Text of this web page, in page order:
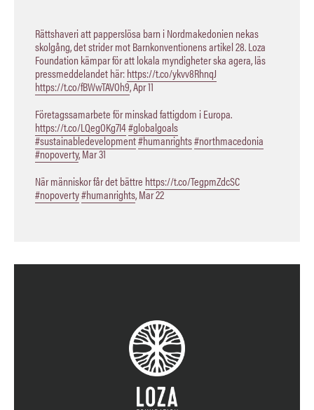
Rättshaveri att papperslösa barn i Nordmakedonien nekas
skolgång, det strider mot Barnkonventionens artikel 28. Loza
Foundation kämpar för att lokala myndigheter ska agera, läs
pressmeddelandet här:https://t.co/ykvv8RhnqJ
https://t.co/fBWwTAVOh9,Apr 11
Företagssamarbete för minskad fattigdom i Europa.
https://t.co/LQegOKg7I4#globalgoals
#sustainabledevelopment#humanrights#northmacedonia
#nopoverty,Mar 31
När människor får det bättre https://t.co/TegpmZdcSC
#nopoverty#humanrights,Mar 22